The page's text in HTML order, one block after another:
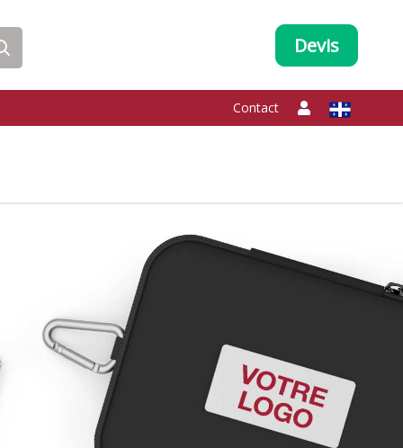
Devis
Contact